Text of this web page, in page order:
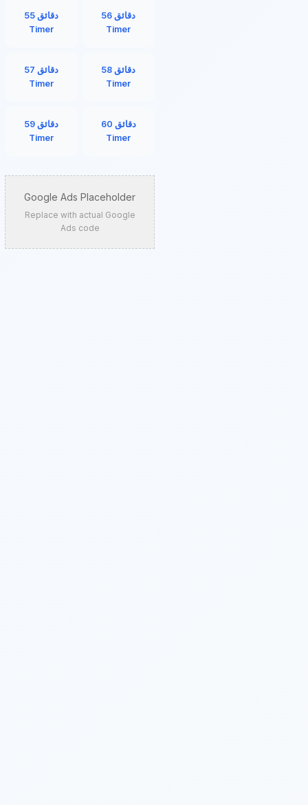
55 دقائق
Timer
56 دقائق
Timer
57 دقائق
Timer
58 دقائق
Timer
59 دقائق
Timer
60 دقائق
Timer
Google Ads Placeholder
Replace with actual Google
Ads code